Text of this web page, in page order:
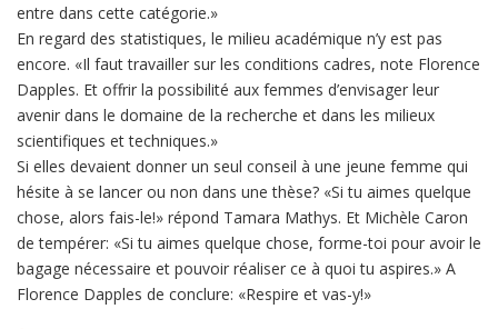
entre dans cette catégorie.»
En regard des statistiques, le milieu académique n’y est pas
encore. «Il faut travailler sur les conditions cadres, note Florence
Dapples. Et offrir la possibilité aux femmes d’envisager leur
avenir dans le domaine de la recherche et dans les milieux
scientifiques et techniques.»
Si elles devaient donner un seul conseil à une jeune femme qui
hésite à se lancer ou non dans une thèse? «Si tu aimes quelque
chose, alors fais-le!» répond Tamara Mathys. Et Michèle Caron
de tempérer: «Si tu aimes quelque chose, forme-toi pour avoir le
bagage nécessaire et pouvoir réaliser ce à quoi tu aspires.» A
Florence Dapples de conclure: «Respire et vas-y!»